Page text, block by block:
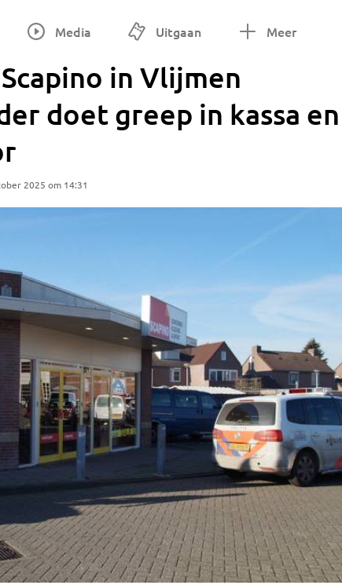
Media Uitgaan Meer
in Vlijmen
doet greep in kassa en
2025 om 14:31